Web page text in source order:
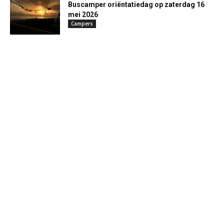
Buscamper oriëntatiedag op zaterdag 16
mei 2026
Campers